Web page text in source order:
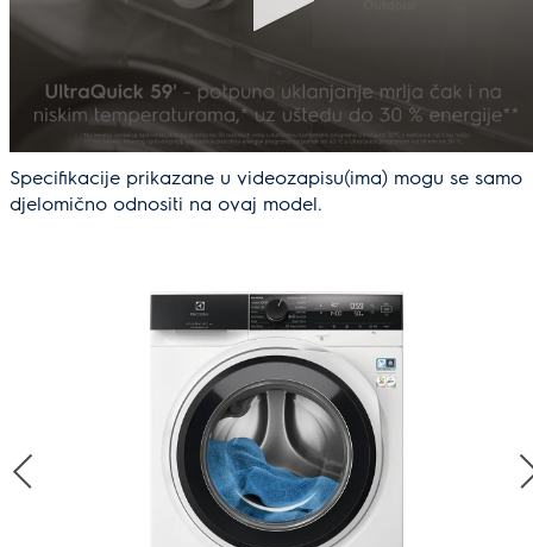
Specifikacije prikazane u videozapisu(ima) mogu se samo
djelomično odnositi na ovaj model.